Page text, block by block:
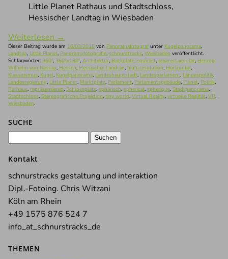
Little Planet Rathaus und Stadtschloss,
Hessischer Landtag in Wiesbaden
Weiterlesen →
Dieser Beitrag wurde am 16/03/2015 von Panoramafotografunter Kugelpanorama,
Landtag, Little Planet, Panoramafotografie, schnurstracks, Wiesbaden veröffentlicht.
Schlagwörter: 360°, 360°x180°, Architektur, Backplate, equirect, equirectangular, Herzog
Wilhelm von Nassau, Hessen, Hessischer Landtag, high-resolution, Horizontal,
Klassizismus, Kugel, Kugelpanorama, Landeshauptstadt, Landesparlament, Landespolitik,
Landesregierung, Little Planet, Marktplatz, Parlament, Parlamentsgebäude, Planet, Politik,
Rathaus, repräsentieren, Schlossplatz, sphärisch, spherical, spherique, Stadtpanorama,
Stadtschloss, Stereografische Projektion, tiny world, Virtual Reality, virtuelle Realität, VR,
Wiesbaden.
SUCHE
Kontakt
schnurstracks gestaltung und interaktion
Dipl.-Fotoing. Chris Witzani
Köln am Rhein
+49 1575 876 524 7
info_at_schnurstracks_de
THEMEN